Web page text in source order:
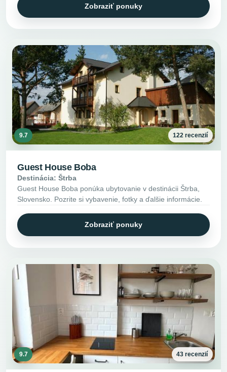
Zobraziť ponuky
9.7 122 recenzií
Guest House Boba
Destinácia: Štrba
Guest House Boba ponúka ubytovanie v destinácii Štrba,
Slovensko. Pozrite si vybavenie, fotky a ďalšie informácie.
Zobraziť ponuky
9.7 43 recenzií